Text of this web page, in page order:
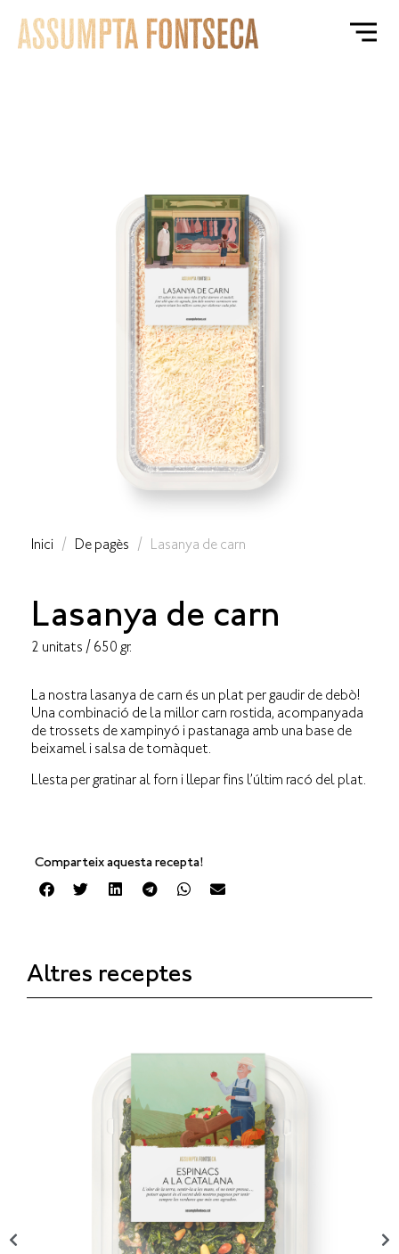
Inici / De pagès / Lasanya de carn
Lasanya de carn
2 unitats / 650 gr.
La nostra lasanya de carn és un plat per gaudir de debò!
Una combinació de la millor carn rostida, acompanyada
de trossets de xampinyó i pastanaga amb una base de
beixamel i salsa de tomàquet.
Llesta per gratinar al forn i llepar fins l’últim racó del plat.
Comparteix aquesta recepta!
Altres receptes